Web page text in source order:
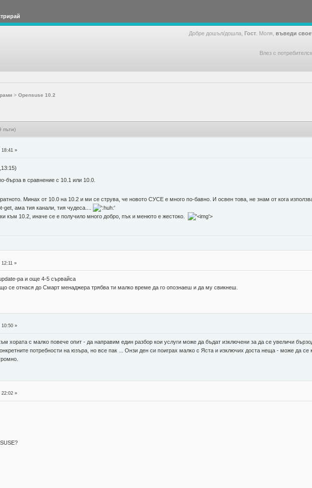
Добре дошъл/дошла, Гост . Моля, въведи
Влез с
> Opensuse 10.2
пъти)
18:41 »
бърза в сравнение с 10.1 или 10.0.
Минах от 10.0 на 10.2 и ми се струва, че новото СУСЕ е много по-бавно. И освен това, не знам от кога
get, ама тия канали, тия чудеса....
към 10.2, иначе се е получило много добро, пък и менюто е жестоко.
'>
12:11 »
ра и още 4-5 сървайса
се отнася до Смарт менаджера трябва ти малко време да го опознаеш и да му свикнеш.
10:50 »
хората с малко повече опит - да направим един разбор кои услуги може да бъдат изключени за да се увеличи
потребности на юзъра, но все пак ... Онзи ден си поиграх малко с Яста и изключих доста неща - може да
22:02 »